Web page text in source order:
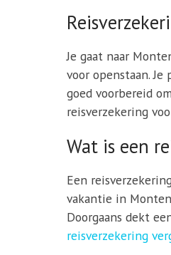
Je gaat naar
voor openstaan.
goed voorbereid
reisverzekering
Wat is een
Een
vakantie in
Doorgaans dekt
reisverzekering